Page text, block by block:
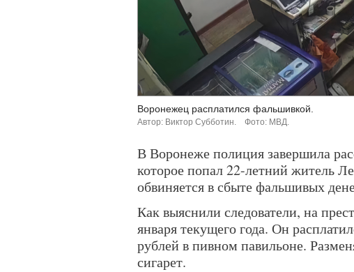
Воронежец расплатился фальшивкой.
Автор: Виктор Субботин. Фото: МВД.
В Воронеже полиция завершила
которое попал 22-летний житель
обвиняется в сбыте фальшивых
Как выяснили следователи, на
января текущего года. Он
рублей в пивном павильоне.
сигарет.